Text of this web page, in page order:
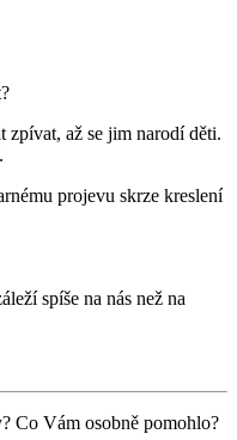
zpívat, až se jim narodí děti.
projevu skrze kreslení
spíše na nás než na
Co Vám osobně pomohlo?